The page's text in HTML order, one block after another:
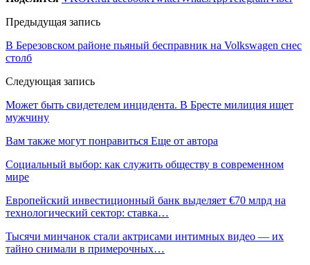
Предыдущая запись
В Березовском районе пьяный бесправник на Volkswagen снес
столб
Следующая запись
Может быть свидетелем инцидента. В Бресте милиция ищет
мужчину
Вам также могут понравиться Еще от автора
Социальный выбор: как служить обществу в современном
мире
Европейский инвестиционный банк выделяет €70 млрд на
технологический сектор: ставка…
Тысячи минчанок стали актрисами интимных видео — их
тайно снимали в примерочных…